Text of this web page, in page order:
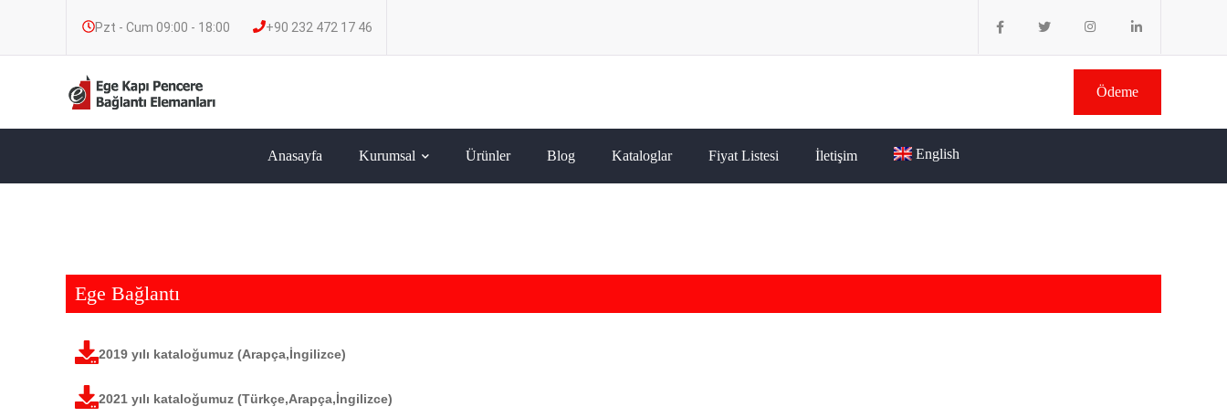
Pzt - Cum 09:00 - 18:00 +90 232 472 17 46
Ödeme
Anasayfa Kurumsal Ürünler Blog Kataloglar Fiyat Listesi İletişim English
Ege Bağlantı
2019 yılı kataloğumuz (Arapça,İngilizce)
2021 yılı kataloğumuz (Türkçe,Arapça,İngilizce)